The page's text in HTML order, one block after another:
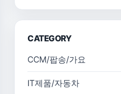
CATEGORY
CCM/팝송/가요
IT제품/자동차